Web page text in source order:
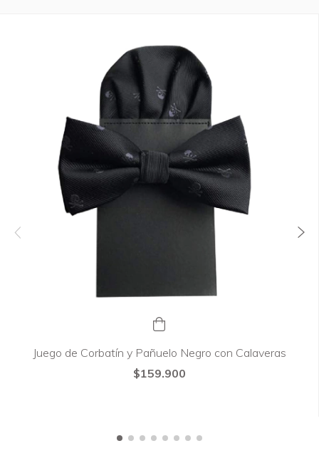
Juego de Corbatín y Pañuelo Negro con Calaveras
$159.900